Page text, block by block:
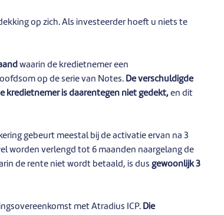
op zich. Als investeerder hoeft u niets te
waarin de kredietnemer een
op de serie van Notes. De verschuldigde
kredietnemer is daarentegen niet gedekt, en dit
gebeurt meestal bij de activatie ervan na 3
worden verlengd tot 6 maanden naargelang de
de rente niet wordt betaald, is dus gewoonlijk 3
met Atradius ICP. Die